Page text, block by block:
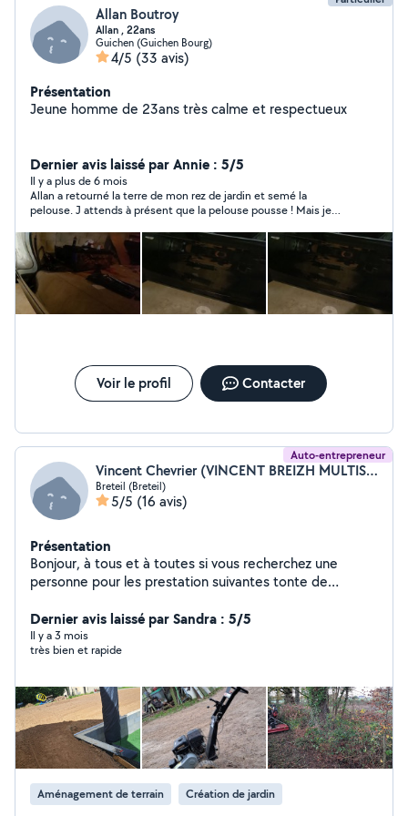
Allan Boutroy
Allan , 22ans
Guichen (Guichen Bourg)
4/5 (33 avis)
Présentation
Jeune homme de 23ans très calme et respectueux
Dernier avis laissé par Annie : 5/5
Il y a plus de 6 mois
Allan a retourné la terre de mon rez de jardin et semé la
pelouse. J attends à présent que la pelouse pousse ! Mais je
la qualité de xon intervention. Je referais appel à lui pour d
autres travaux de jardin.
Voir le profil Contacter
Auto-entrepreneur
Vincent Chevrier (VINCENT BREIZH MULTISERVICES)
Breteil (Breteil)
5/5 (16 avis)
Présentation
Bonjour, à tous et à toutes si vous recherchez une
personne pour les prestation suivantes tonte de
propre d'un terrain avec des ronces ou des herbes
hautes ou autre prestation n'hésitez pas a me contacter
pour avoir un devis. Cordialement. Bonne journée.
Dernier avis laissé par Sandra : 5/5
Il y a 3 mois
très bien et rapide
Aménagement de terrain Création de jardin